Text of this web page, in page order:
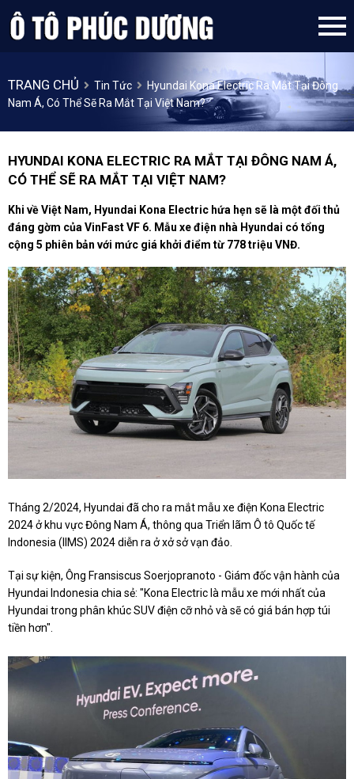
TRANG CHỦ Tin Tức
Hyundai Kona Electric Ra Mắt Tại Đông
Nam Á, Có Thể Sẽ Ra Mắt Tại Việt Nam?
HYUNDAI KONA ELECTRIC RA MẮT TẠI ĐÔNG NAM Á,
CÓ THỂ SẼ RA MẮT TẠI VIỆT NAM?
Khi về Việt Nam, Hyundai Kona Electric hứa hẹn sẽ là một đối thủ
đáng gờm của VinFast VF 6. Mẫu xe điện nhà Hyundai có tổng
cộng 5 phiên bản với mức giá khởi điểm từ 778 triệu VNĐ.
Tháng 2/2024, Hyundai đã cho ra mắt mẫu xe điện Kona Electric
2024 ở khu vực Đông Nam Á, thông qua Triển lãm Ô tô Quốc tế
Indonesia (IIMS) 2024 diễn ra ở xở sở vạn đảo.
Tại sự kiện, Ông Fransiscus Soerjopranoto - Giám đốc vận hành của
Hyundai Indonesia chia sẻ: "Kona Electric là mẫu xe mới nhất của
Hyundai trong phân khúc SUV điện cỡ nhỏ và sẽ có giá bán hợp túi
tiền hơn".